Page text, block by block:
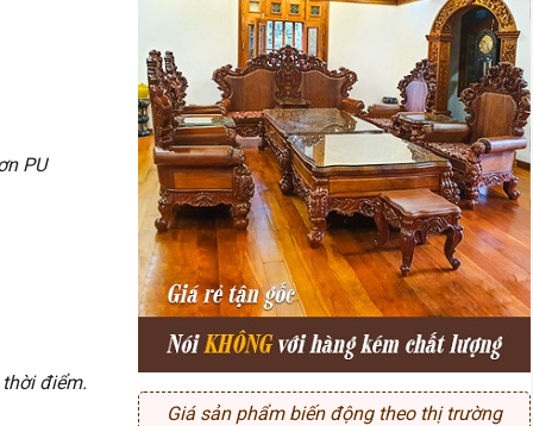
PU
điểm.
Giá sản phẩm biến động theo thị trường